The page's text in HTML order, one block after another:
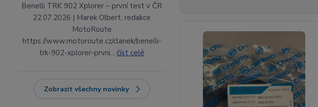
Benelli TRK 902 Xplorer – první test v ČR
22.07.2026 | Marek Olbert, redakce
MotoRoute
https://www.motoroute.cz/clanek/benelli-
trk-902-xplorer-prvni...číst celé
Zobrazit všechny novinky